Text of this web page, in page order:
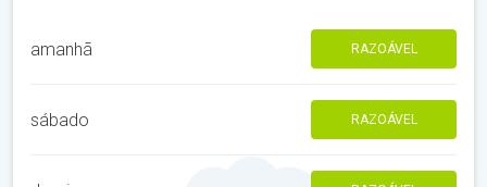
amanhã RAZOÁVEL
sábado RAZOÁVEL